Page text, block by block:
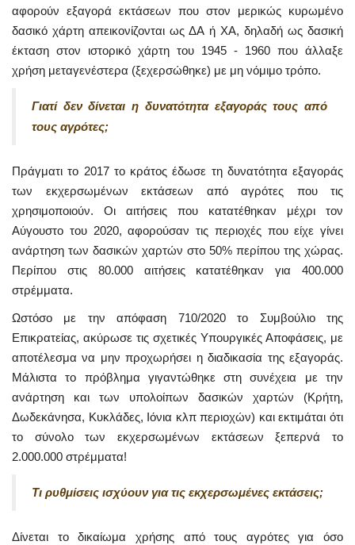
αφορούν εξαγορά εκτάσεων που στον μερικώς κυρωμένο
δασικό χάρτη απεικονίζονται ως ΔΑ ή ΧΑ, δηλαδή ως δασική
έκταση στον ιστορικό χάρτη του 1945 - 1960 που άλλαξε
χρήση μεταγενέστερα (ξεχερσώθηκε) με μη νόμιμο τρόπο.
Γιατί δεν δίνεται η δυνατότητα εξαγοράς τους από
τους αγρότες;
Πράγματι το 2017 το κράτος έδωσε τη δυνατότητα εξαγοράς
των εκχερσωμένων εκτάσεων από αγρότες που τις
χρησιμοποιούν. Οι αιτήσεις που κατατέθηκαν μέχρι τον
Αύγουστο του 2020, αφορούσαν τις περιοχές που είχε γίνει
ανάρτηση των δασικών χαρτών στο 50% περίπου της χώρας.
Περίπου στις 80.000 αιτήσεις κατατέθηκαν για 400.000
στρέμματα.
Ωστόσο με την απόφαση 710/2020 το Συμβούλιο της
Επικρατείας, ακύρωσε τις σχετικές Υπουργικές Αποφάσεις, με
αποτέλεσμα να μην προχωρήσει η διαδικασία της εξαγοράς.
Μάλιστα το πρόβλημα γιγαντώθηκε στη συνέχεια με την
ανάρτηση και των υπολοίπων δασικών χαρτών (Κρήτη,
Δωδεκάνησα, Κυκλάδες, Ιόνια κλπ περιοχών) και εκτιμάται ότι
το σύνολο των εκχερσωμένων εκτάσεων ξεπερνά το
2.000.000 στρέμματα!
Τι ρυθμίσεις ισχύουν για τις εκχερσωμένες εκτάσεις;
Δίνεται το δικαίωμα χρήσης από τους αγρότες για όσο